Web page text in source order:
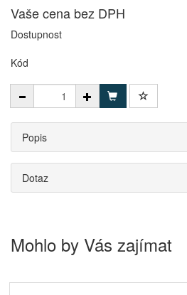
Vaše cena bez DPH
Dostupnost
Kód
Popis
Dotaz
Mohlo by Vás zajímat